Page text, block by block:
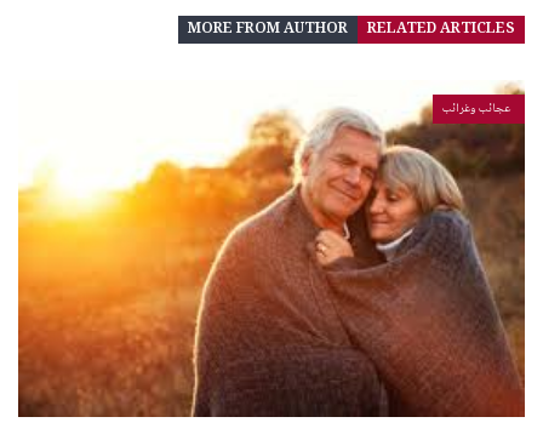
RELATED ARTICLES
MORE FROM AUTHOR
عجائب وغرائب